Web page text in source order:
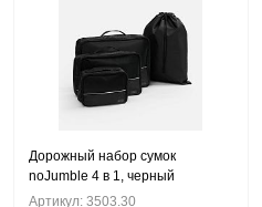
Дорожный набор сумок
noJumble 4 в 1, черный
Артикул: 3503.30